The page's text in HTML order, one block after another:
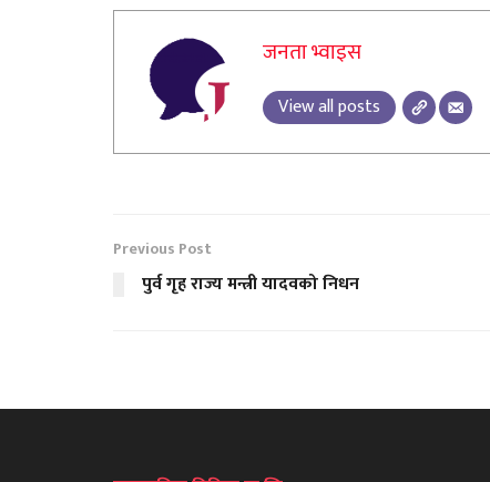
जनता भ्वाइस
View all posts
Previous Post
पुर्व गृह राज्य मन्त्री यादवको निधन